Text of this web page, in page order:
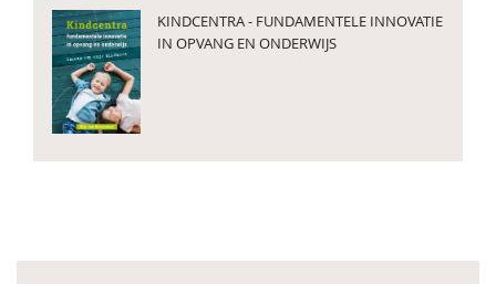
KINDCENTRA - FUNDAMENTELE INNOVATIE
IN OPVANG EN ONDERWIJS